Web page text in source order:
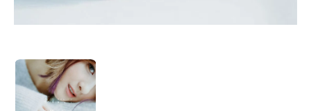
張